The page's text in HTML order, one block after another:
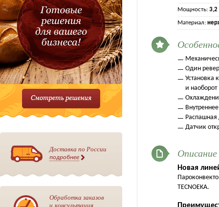
Мощность: 3,2
Материал:
Один
Установка
и наоборот
Распашная
Датчик
Описание
Новая
TECNOEKA.
Доставка по России
подробнее
Обработка заказов
и консультация